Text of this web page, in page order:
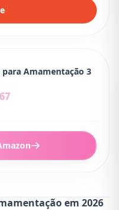
Amamentação 3
em 2026